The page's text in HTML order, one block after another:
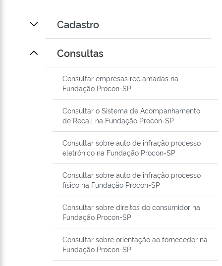
Cadastro
Consultas
Consultar empresas reclamadas na
Fundação Procon-SP
Consultar o Sistema de Acompanhamento
de Recall na Fundação Procon-SP
Consultar sobre auto de infração processo
eletrônico na Fundação Procon-SP
Consultar sobre auto de infração processo
físico na Fundação Procon-SP
Consultar sobre direitos do consumidor na
Fundação Procon-SP
Consultar sobre orientação ao fornecedor na
Fundação Procon-SP